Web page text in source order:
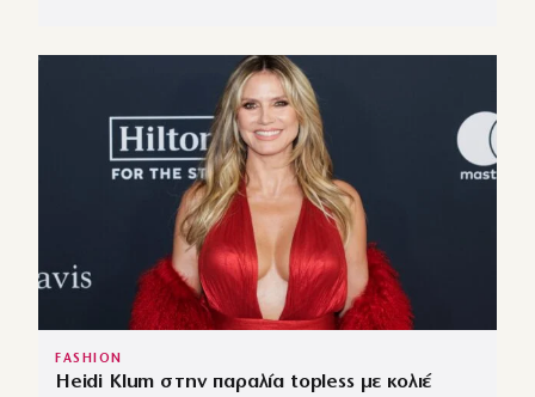
FASHION
Heidi Klum στην παραλία topless με κολιέ